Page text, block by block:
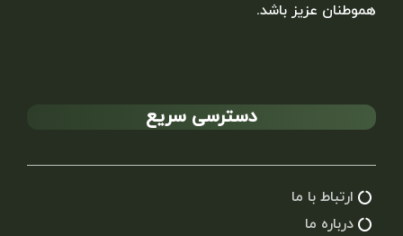
هموطنان عزیز باشد.
دسترسی سریع
ارتباط با ما
درباره ما